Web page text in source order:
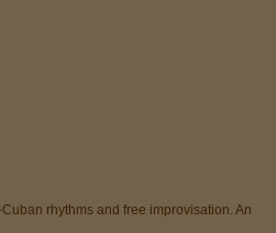
rhythms and free improvisation. An